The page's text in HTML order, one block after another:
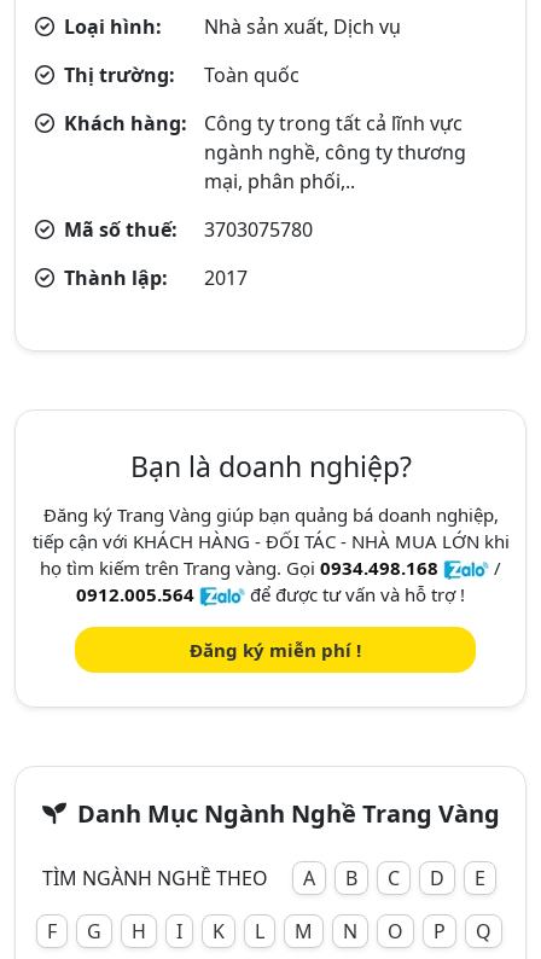
Loại hình:
Nhà sản xuất, Dịch vụ
Thị trường:
Toàn quốc
Khách hàng:
Công ty trong tất cả lĩnh vực
ngành nghề, công ty thương
mại, phân phối,..
Mã số thuế:
3703075780
Thành lập:
2017
Bạn là doanh nghiệp?
Đăng ký Trang Vàng giúp bạn quảng bá doanh nghiệp,
tiếp cận với KHÁCH HÀNG - ĐỐI TÁC - NHÀ MUA LỚN khi
họ tìm kiếm trên Trang vàng. Gọi 0934.498.168
/
0912.005.564
để được tư vấn và hỗ trợ !
Đăng ký miễn phí !
Danh Mục Ngành Nghề Trang Vàng
TÌM NGÀNH NGHỀ THEO A B C D
E
F
G H I K L M N O P Q